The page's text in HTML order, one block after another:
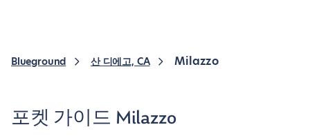
Blueground 산 디에고, CA Milazzo
포켓 가이드 Milazzo